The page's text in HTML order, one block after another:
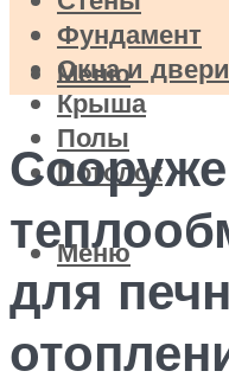
Фундамент
Окна и двери
Крыша
Полы
Потолок
Меню
Меню
для